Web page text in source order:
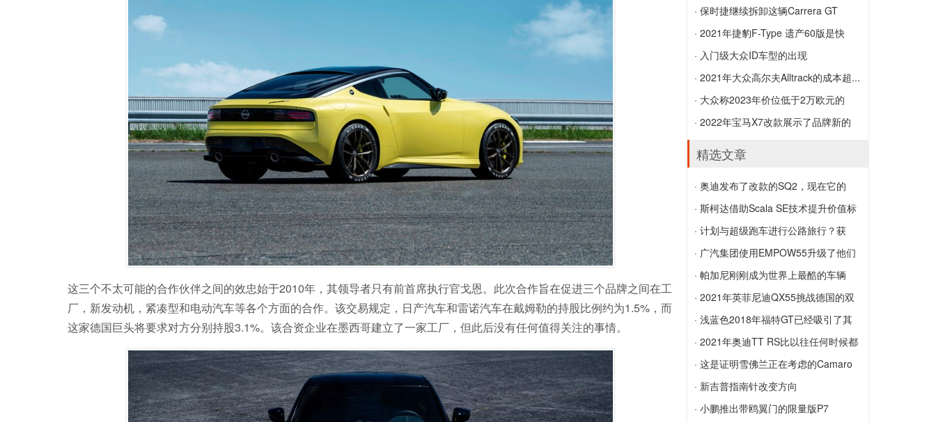
这三个不太可能的合作伙伴之间的效忠始于2010年，其领导者只有前首席执行官戈恩。此次合作旨在促进三个品牌之间在工
厂，新发动机，紧凑型和电动汽车等各个方面的合作。该交易规定，日产汽车和雷诺汽车在戴姆勒的持股比例约为1.5%，而
这家德国巨头将要求对方分别持股3.1%。该合资企业在墨西哥建立了一家工厂，但此后没有任何值得关注的事情。
未来雪佛兰电动皮卡车：从外观到技术，
我们所知道的一切
格...
梅赛德斯-奔驰EQV不仅仅是一款价格昂
贵的电动v级车吗?
· 保时捷继续拆卸这辆Carrera GT
保时捷继续拆卸这辆Carrera GT
· 2021年捷豹F-Type 遗产60版是快
速...
2021年捷豹F-Type 遗产60版是快速，独
家和经典的绿色
· 入门级大众ID车型的出现
入门级大众ID车型的出现
· 2021年大众高尔夫Alltrack的成本超...
2021年大众高尔夫Alltrack的成本超过英
国途观Allspace
· 大众称2023年价位低于2万欧元的
电...
市车
· 2022年宝马X7改款展示了品牌新的
议的设计方向
精选文章
· 奥迪发布了改款的SQ2，现在它的
设...
奥迪发布了改款的SQ2，现在它的设计更
加犀利
· 斯柯达借助Scala SE技术提升价值标
杆
斯柯达借助Scala SE技术提升价值标杆
· 计划与超级跑车进行公路旅行？获
取...
计划与超级跑车进行公路旅行？获取法拉
利SF90 Stradale
· 广汽集团使用EMPOW55升级了他们
的设计
广汽集团使用EMPOW55升级了他们的设
计
· 帕加尼刚刚成为世界上最酷的车辆
配...
帕加尼刚刚成为世界上最酷的车辆配置器
· 2021年英菲尼迪QX55挑战德国的双
门跑车
2021年英菲尼迪QX55挑战德国的双门跑
车
· 浅蓝色2018年福特GT已经吸引了其
原...
浅蓝色2018年福特GT已经吸引了其原始
标价的40％
· 2021年奥迪TT RS比以往任何时候都
贵
2021年奥迪TT RS比以往任何时候都贵
· 这是证明雪佛兰正在考虑的Camaro
SUV
这是证明雪佛兰正在考虑的Camaro SUV
· 新吉普指南针改变方向
新吉普指南针改变方向
· 小鹏推出带鸥翼门的限量版P7